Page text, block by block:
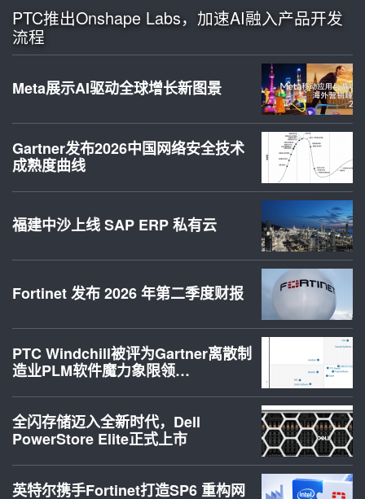
PTC推出Onshape Labs，加速AI融入产品开发
流程
Meta展示AI驱动全球增长新图景
Gartner发布2026中国网络安全技术
成熟度曲线
福建中沙上线 SAP ERP 私有云
Fortinet 发布 2026 年第二季度财报
PTC Windchill被评为Gartner离散制
造业PLM软件魔力象限领…
全闪存储迈入全新时代，Dell
PowerStore Elite正式上市
英特尔携手Fortinet打造SP6 重构网